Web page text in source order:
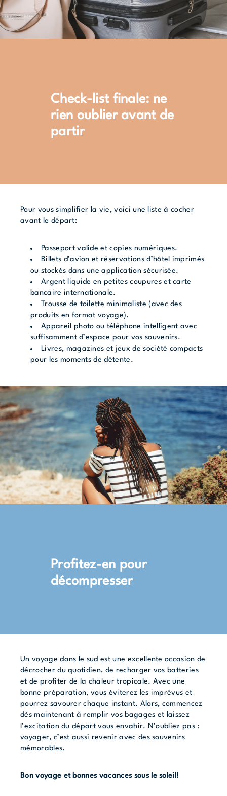
Check-list finale: ne
rien oublier avant de
partir
Pour vous simplifier la vie, voici une liste à cocher
avant le départ:
Passeport valide et copies numériques.
Billets d’avion et réservations d’hôtel imprimés
ou stockés dans une application sécurisée.
Argent liquide en petites coupures et carte
bancaire internationale.
Trousse de toilette minimaliste (avec des
produits en format voyage).
Appareil photo ou téléphone intelligent avec
suffisamment d’espace pour vos souvenirs.
Livres, magazines et jeux de société compacts
pour les moments de détente.
Profitez-en pour
décompresser
Un voyage dans le sud est une excellente occasion de
décrocher du quotidien, de recharger vos batteries
et de profiter de la chaleur tropicale. Avec une
bonne préparation, vous éviterez les imprévus et
pourrez savourer chaque instant. Alors, commencez
dès maintenant à remplir vos bagages et laissez
l’excitation du départ vous envahir. N’oubliez pas :
voyager, c’est aussi revenir avec des souvenirs
mémorables.
Bon voyage et bonnes vacances sous le soleil!